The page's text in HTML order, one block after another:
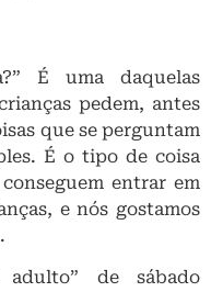
É uma daquelas
pedem, antes
que se perguntam
É o tipo de coisa
entrar em
e nós gostamos
de sábado